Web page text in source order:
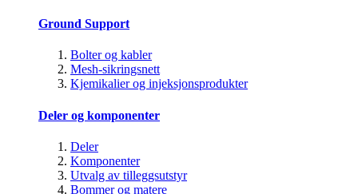
Ground Support
Bolter og kabler
Mesh-sikringsnett
Kjemikalier og injeksjonsprodukter
Deler og komponenter
Deler
Komponenter
Utvalg av tilleggsutstyr
Bommer og matere